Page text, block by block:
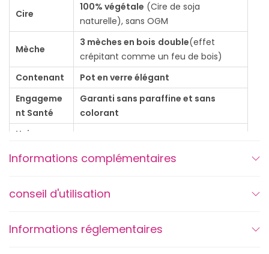
O
S
o
r
'
t
Cire
100% végétale (Cire de soja
naturelle), sans OGM
Mèche
3 mèches en bois double(effet
crépitant comme un feu de bois)
Contenant
Pot en verre élégant
Engageme
nt Santé
Garanti sans paraffine et sans
colorant
Univers
Informations complémentaires
conseil d'utilisation
Informations réglementaires